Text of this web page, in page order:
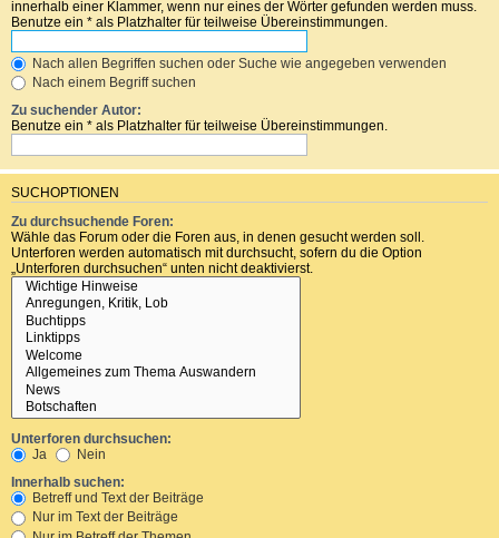
innerhalb einer Klammer, wenn nur eines der Wörter gefunden werden muss.
Benutze ein * als Platzhalter für teilweise Übereinstimmungen.
Nach allen Begriffen suchen oder Suche wie angegeben verwenden
Nach einem Begriff suchen
Zu suchender Autor:
Benutze ein * als Platzhalter für teilweise Übereinstimmungen.
SUCHOPTIONEN
Zu durchsuchende Foren:
Wähle das Forum oder die Foren aus, in denen gesucht werden soll.
Unterforen werden automatisch mit durchsucht, sofern du die Option
„Unterforen durchsuchen“ unten nicht deaktivierst.
Unterforen durchsuchen:
Ja
Nein
Innerhalb suchen:
Betreff und Text der Beiträge
Nur im Text der Beiträge